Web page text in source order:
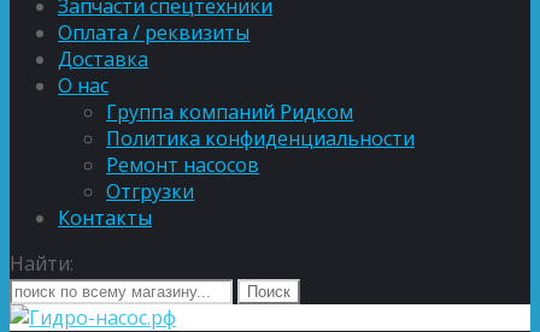
Запчасти спецтехники
Оплата / реквизиты
Доставка
О нас
Группа компаний Ридком
Политика конфиденциальности
Ремонт насосов
Отгрузки
Контакты
Найти: